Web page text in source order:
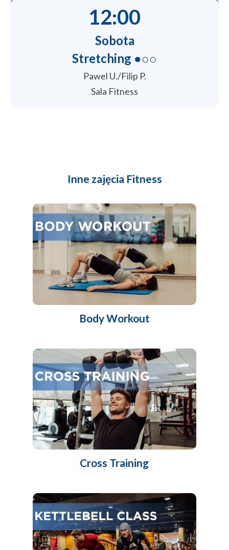
12:00
Sobota
Stretching ●○○
Pawel U./Filip P.
Sala Fitness
Inne zajęcia Fitness
Body Workout
Cross Training